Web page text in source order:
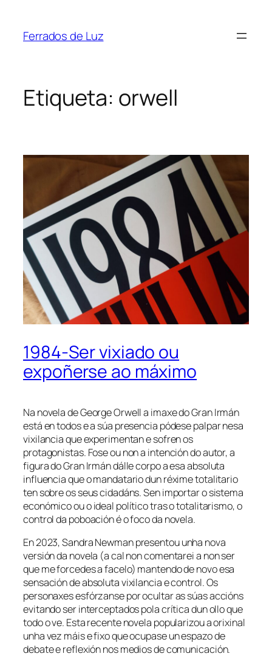
contido
Ferrados de Luz
Etiqueta: orwell
1984-Ser vixiado ou
expoñerse ao máximo
Na novela de George Orwell a imaxe do Gran Irmán
está en todos e a súa presencia pódese palpar nesa
vixilancia que experimentan e sofren os
protagonistas. Fose ou non a intención do autor, a
figura do Gran Irmán dálle corpo a esa absoluta
influencia que o mandatario dun réxime totalitario
ten sobre os seus cidadáns. Sen importar o sistema
económico ou o ideal político tras o totalitarismo, o
control da poboación é o foco da novela.
En 2023, Sandra Newman presentou unha nova
versión da novela (a cal non comentarei a non ser
que me forcedes a facelo) mantendo de novo esa
sensación de absoluta vixilancia e control. Os
personaxes esfórzanse por ocultar as súas accións
evitando ser interceptados pola crítica dun ollo que
todo o ve. Esta recente novela popularizou a orixinal
unha vez máis e fixo que ocupase un espazo de
debate e reflexión nos medios de comunicación.